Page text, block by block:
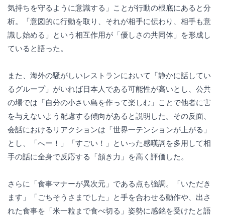
気持ちを守るように意識する」ことが行動の根底にあると分
析。「意図的に行動を取り、それが相手に伝わり、相手も意
識し始める」という相互作用が「優しさの共同体」を形成し
ていると語った。
また、海外の騒がしいレストランにおいて「静かに話してい
るグループ」がいれば日本人である可能性が高いとし、公共
の場では「自分の小さい島を作って楽しむ」ことで他者に害
を与えないよう配慮する傾向があると説明した。その反面、
会話におけるリアクションは「世界一テンションが上がる」
とし、「へー！」「すごい！」といった感嘆詞を多用して相
手の話に全身で反応する「頷き力」を高く評価した。
さらに「食事マナーが異次元」である点も強調。「いただき
ます」「ごちそうさまでした」と手を合わせる動作や、出さ
れた食事を「米一粒まで食べ切る」姿勢に感銘を受けたと語